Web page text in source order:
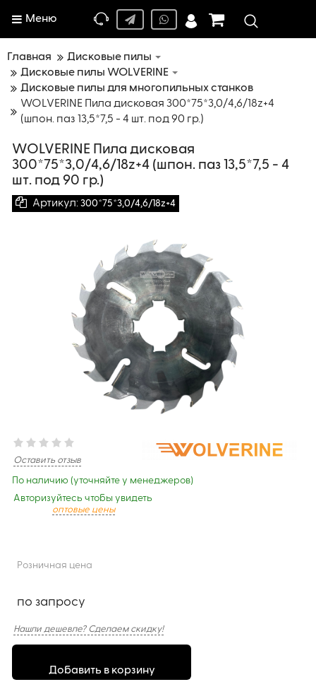
Меню
Главная
Дисковые пилы
Дисковые пилы WOLVERINE
Дисковые пилы для многопильных станков
WOLVERINE Пила дисковая 300*75*3,0/4,6/18z+4
(шпон. паз 13,5*7,5 - 4 шт. под 90 гр.)
WOLVERINE Пила дисковая
300*75*3,0/4,6/18z+4 (шпон. паз 13,5*7,5 - 4
шт. под 90 гр.)
Артикул: 300*75*3,0/4,6/18z+4
Оставить отзыв
По наличию (уточняйте у менеджеров)
Авторизуйтесь чтобы увидеть
оптовые цены
Розничная цена
по запросу
Нашли дешевле? Сделаем скидку!
Добавить в корзину